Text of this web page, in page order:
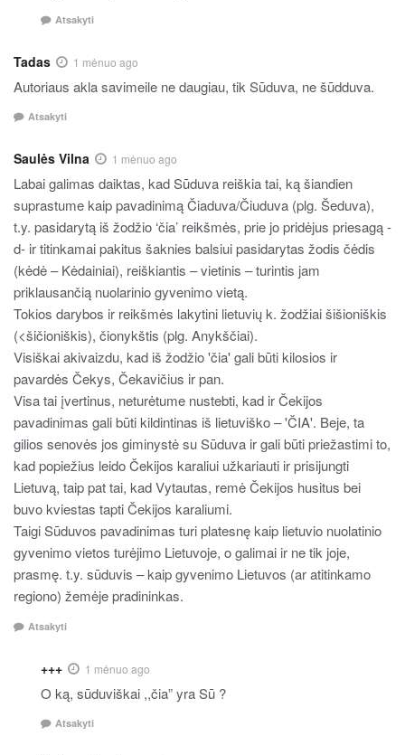
Atsakyti
Tadas 1 mėnuo ago
Autoriaus akla savimeile ne daugiau, tik Sūduva, ne šūdduva.
Atsakyti
Saulės Vilna 1 mėnuo ago
Labai galimas daiktas, kad Sūduva reiškia tai, ką šiandien
suprastume kaip pavadinimą Čiaduva/Čiuduva (plg. Šeduva),
t.y. pasidarytą iš žodžio ‘čia’ reikšmės, prie jo pridėjus priesagą -
d- ir titinkamai pakitus šaknies balsiui pasidarytas žodis čėdis
(kėdė – Kėdainiai), reiškiantis – vietinis – turintis jam
priklausančią nuolarinio gyvenimo vietą.
Tokios darybos ir reikšmės lakytini lietuvių k. žodžiai šišioniškis
(<šičioniškis), čionykštis (plg. Anykščiai).
Visiškai akivaizdu, kad iš žodžio 'čia' gali būti kilosios ir
pavardės Čekys, Čekavičius ir pan.
Visa tai įvertinus, neturėtume nustebti, kad ir Čekijos
pavadinimas gali būti kildintinas iš lietuviško – 'ČIA'. Beje, ta
gilios senovės jos giminystė su Sūduva ir gali būti priežastimi to,
kad popiežius leido Čekijos karaliui užkariauti ir prisijungti
Lietuvą, taip pat tai, kad Vytautas, remė Čekijos husitus bei
buvo kviestas tapti Čekijos karaliumi.
Taigi Sūduvos pavadinimas turi platesnę kaip lietuvio nuolatinio
gyvenimo vietos turėjimo Lietuvoje, o galimai ir ne tik joje,
prasmę. t.y. sūduvis – kaip gyvenimo Lietuvos (ar atitinkamo
regiono) žemėje pradininkas.
Atsakyti
+++ 1 mėnuo ago
O ką, sūduviškai ,,čia” yra Sū ?
Atsakyti